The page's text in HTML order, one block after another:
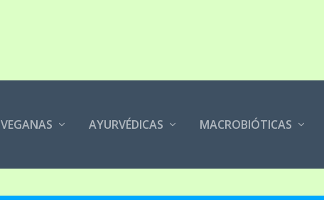
VEGANAS AYURVÉDICAS MACROBIÓTICAS